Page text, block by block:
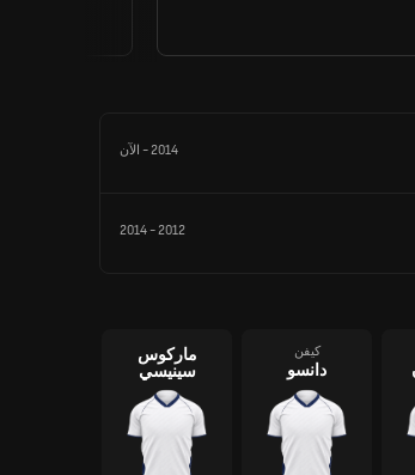
2014
- الآن
2012
-
2014
كيفن
دانسو
ماركوس
سينيسي